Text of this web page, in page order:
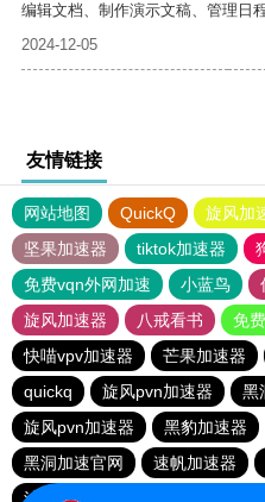
编辑文档、制作演示文稿、管理日
2024-12-05
友情链接
网站地图 QuickQ 旋风加
坚果加速器
tiktok加速器
免费vqn外网加速
小蓝鸟
旋风加速器
八戒看书
免
快喵vpv加速器
芒果加速器
quickq
旋风pvn加速器 黑
旋风pvn加速器
黑豹加速器
黑洞加速官网
速帆加速器